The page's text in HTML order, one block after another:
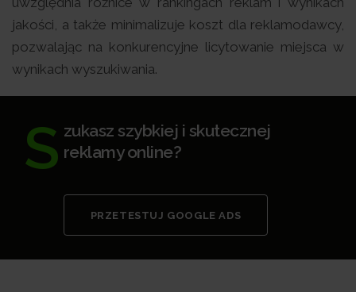
jakości, a także minimalizuje koszt dla reklamodawcy,
pozwalając na konkurencyjne licytowanie miejsca w
wynikach wyszukiwania.
S zukasz szybkiej i skutecznej
reklamy online?
PRZETESTUJ GOOGLE ADS